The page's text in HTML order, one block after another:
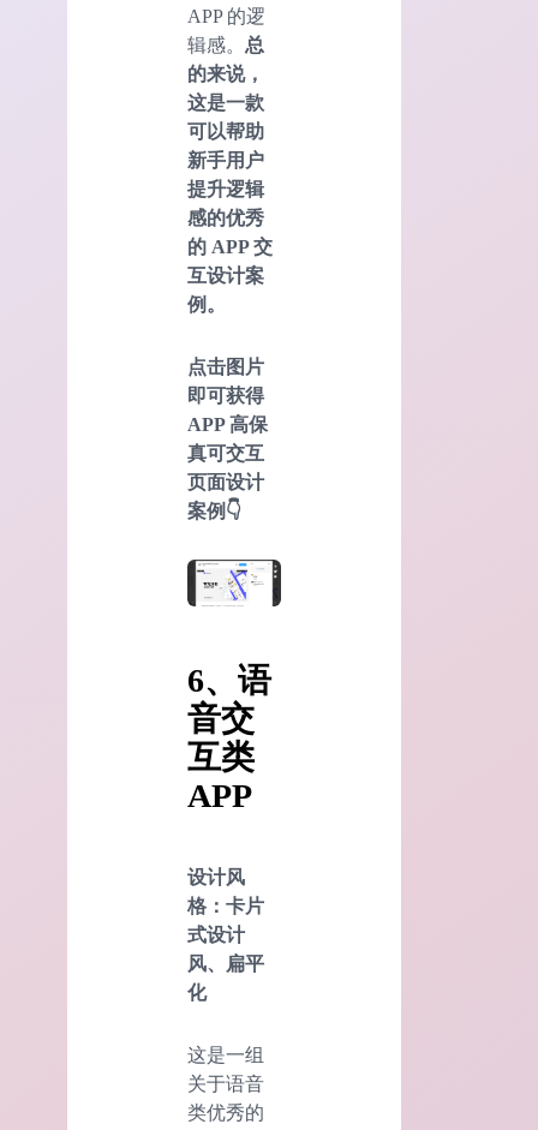
APP 的逻
辑感。 总
的来说，
这是一款
可以帮助
新手用户
提升逻辑
感的优秀
的 APP 交
互设计案
例。
点击图片
即可获得
APP 高保
真可交互
页面设计
案例👇
6、语
音交
互类
APP
设计风
格：卡片
式设计
风、扁平
化
这是一组
关于语音
类优秀的